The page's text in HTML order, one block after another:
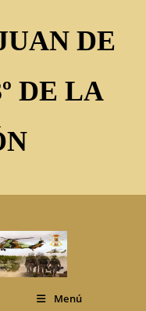
DE
DE LA
Menú